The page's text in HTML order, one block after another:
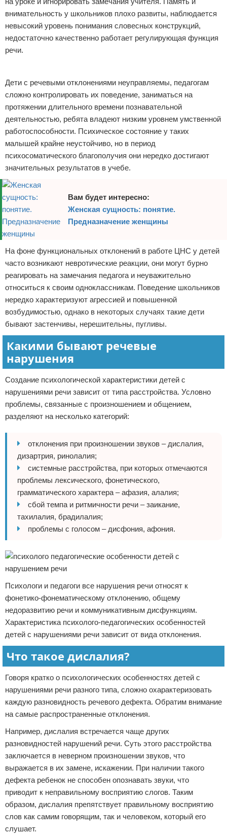
внимательность у школьников плохо развиты, наблюдается
невысокий уровень понимания словесных конструкций,
недостаточно качественно работает регулирующая функция
речи.
Дети с речевыми отклонениями неуправляемы, педагогам
сложно контролировать их поведение, заниматься на
протяжении длительного времени познавательной
деятельностью, ребята владеют низким уровнем умственной
работоспособности. Психическое состояние у таких
малышей крайне неустойчиво, но в период
психосоматического благополучия они нередко достигают
значительных результатов в учебе.
Вам будет интересно:
Женская сущность: понятие.
Предназначение женщины
На фоне функциональных отклонений в работе ЦНС у детей
часто возникают невротические реакции, они могут бурно
реагировать на замечания педагога и неуважительно
относиться к своим одноклассникам. Поведение школьников
нередко характеризуют агрессией и повышенной
возбудимостью, однако в некоторых случаях такие дети
бывают застенчивы, нерешительны, пугливы.
Какими бывают речевые
нарушения
Создание психологической характеристики детей с
нарушениями речи зависит от типа расстройства. Условно
проблемы, связанные с произношением и общением,
разделяют на несколько категорий:
отклонения при произношении звуков – дислалия,
дизартрия, ринолалия;
системные расстройства, при которых отмечаются
проблемы лексического, фонетического,
грамматического характера – афазия, алалия;
сбой темпа и ритмичности речи – заикание,
тахилалия, брадилалия;
проблемы с голосом – дисфония, афония.
Психологи и педагоги все нарушения речи относят к
фонетико-фонематическому отклонению, общему
недоразвитию речи и коммуникативным дисфункциям.
Характеристика психолого-педагогических особенностей
детей с нарушениями речи зависит от вида отклонения.
Что такое дислалия?
Говоря кратко о психологических особенностях детей с
нарушениями речи разного типа, сложно охарактеризовать
каждую разновидность речевого дефекта. Обратим внимание
на самые распространенные отклонения.
Например, дислалия встречается чаще других
разновидностей нарушений речи. Суть этого расстройства
заключается в неверном произношении звуков, что
выражается в их замене, искажении. При наличии такого
дефекта ребенок не способен опознавать звуки, что
приводит к неправильному восприятию слогов. Таким
образом, дислалия препятствует правильному восприятию
слов как самим говорящим, так и человеком, который его
слушает.